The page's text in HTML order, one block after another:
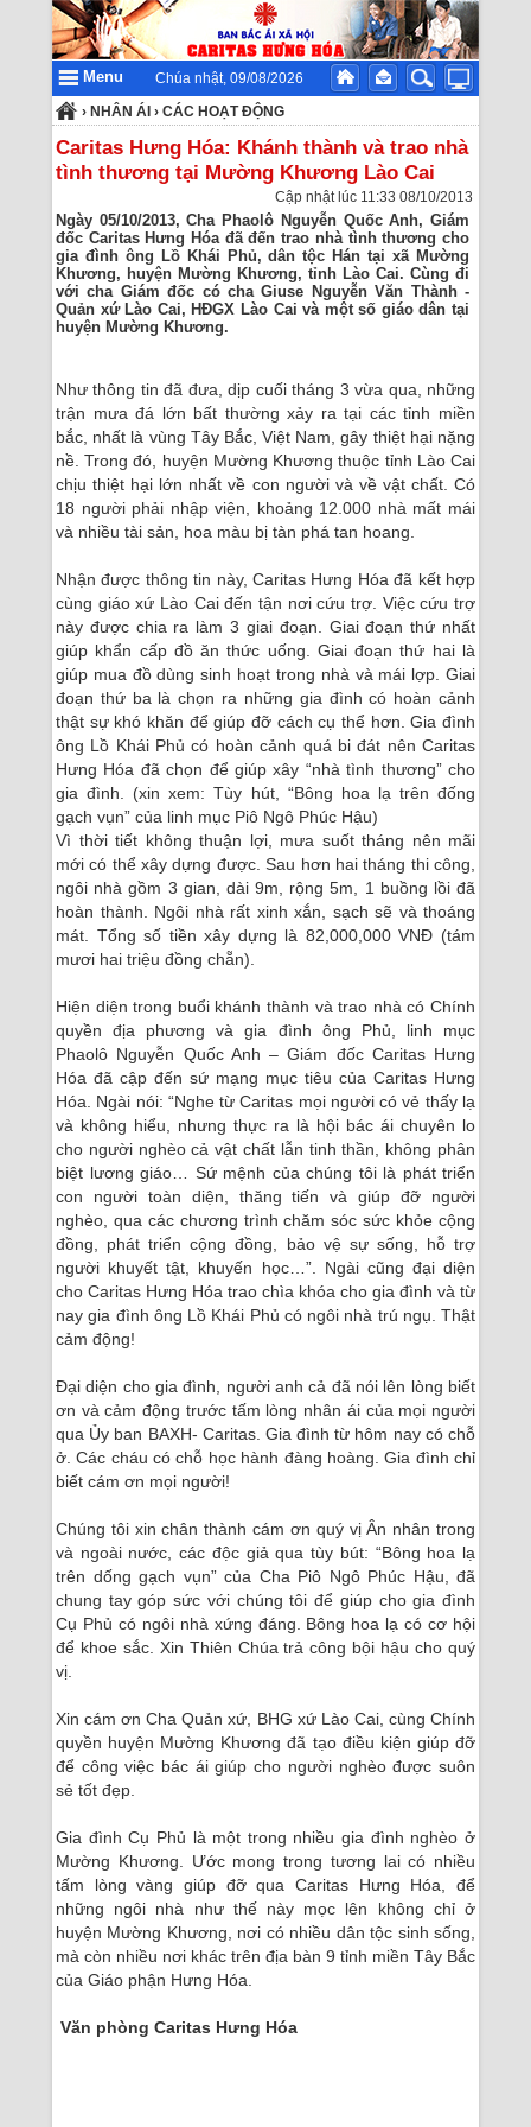
Menu
Chúa nhật, 09/08/2026
› NHÂN ÁI › CÁC HOẠT ĐỘNG
Caritas Hưng Hóa: Khánh thành và trao nhà
tình thương tại Mường Khương Lào Cai
Cập nhật lúc 11:33 08/10/2013
Ngày 05/10/2013, Cha Phaolô Nguyễn Quốc Anh, Giám
đốc Caritas Hưng Hóa đã đến trao nhà tình thương cho
gia đình ông Lồ Khái Phủ, dân tộc Hán tại xã Mường
Khương, huyện Mường Khương, tỉnh Lào Cai. Cùng đi
với cha Giám đốc có cha Giuse Nguyễn Văn Thành -
Quản xứ Lào Cai, HĐGX Lào Cai và một số giáo dân tại
huyện Mường Khương.
Như thông tin đã đưa, dịp cuối tháng 3 vừa qua, những
trận mưa đá lớn bất thường xảy ra tại các tỉnh miền
bắc, nhất là vùng Tây Bắc, Việt Nam, gây thiệt hại nặng
nề. Trong đó, huyện Mường Khương thuộc tỉnh Lào Cai
chịu thiệt hại lớn nhất về con người và về vật chất. Có
18 người phải nhập viện, khoảng 12.000 nhà mất mái
và nhiều tài sản, hoa màu bị tàn phá tan hoang.
Nhận được thông tin này, Caritas Hưng Hóa đã kết hợp
cùng giáo xứ Lào Cai đến tận nơi cứu trợ. Việc cứu trợ
này được chia ra làm 3 giai đoạn. Giai đoạn thứ nhất
giúp khẩn cấp đồ ăn thức uống. Giai đoạn thứ hai là
giúp mua đồ dùng sinh hoạt trong nhà và mái lợp. Giai
đoạn thứ ba là chọn ra những gia đình có hoàn cảnh
thật sự khó khăn để giúp đỡ cách cụ thể hơn. Gia đình
ông Lồ Khái Phủ có hoàn cảnh quá bi đát nên Caritas
Hưng Hóa đã chọn để giúp xây “nhà tình thương” cho
gia đình. (xin xem: Tùy hút, “Bông hoa lạ trên đống
gạch vụn” của linh mục Piô Ngô Phúc Hậu)
Vì thời tiết không thuận lợi, mưa suốt tháng nên mãi
mới có thể xây dựng được. Sau hơn hai tháng thi công,
ngôi nhà gồm 3 gian, dài 9m, rộng 5m, 1 buồng lồi đã
hoàn thành. Ngôi nhà rất xinh xắn, sạch sẽ và thoáng
mát. Tổng số tiền xây dựng là 82,000,000 VNĐ (tám
mươi hai triệu đồng chẵn).
Hiện diện trong buổi khánh thành và trao nhà có Chính
quyền địa phương và gia đình ông Phủ, linh mục
Phaolô Nguyễn Quốc Anh – Giám đốc Caritas Hưng
Hóa đã cập đến sứ mạng mục tiêu của Caritas Hưng
Hóa. Ngài nói: “Nghe từ Caritas mọi người có vẻ thấy lạ
và không hiểu, nhưng thực ra là hội bác ái chuyên lo
cho người nghèo cả vật chất lẫn tinh thần, không phân
biệt lương giáo… Sứ mệnh của chúng tôi là phát triển
con người toàn diện, thăng tiến và giúp đỡ người
nghèo, qua các chương trình chăm sóc sức khỏe cộng
đồng, phát triển cộng đồng, bảo vệ sự sống, hỗ trợ
người khuyết tật, khuyến học…”. Ngài cũng đại diện
cho Caritas Hưng Hóa trao chìa khóa cho gia đình và từ
nay gia đình ông Lồ Khái Phủ có ngôi nhà trú ngụ. Thật
cảm động!
Đại diện cho gia đình, người anh cả đã nói lên lòng biết
ơn và cảm động trước tấm lòng nhân ái của mọi người
qua Ủy ban BAXH- Caritas. Gia đình từ hôm nay có chỗ
ở. Các cháu có chỗ học hành đàng hoàng. Gia đình chỉ
biết cám ơn mọi người!
Chúng tôi xin chân thành cám ơn quý vị Ân nhân trong
và ngoài nước, các độc giả qua tùy bút: “Bông hoa lạ
trên dống gạch vụn” của Cha Piô Ngô Phúc Hậu, đã
chung tay góp sức với chúng tôi để giúp cho gia đình
Cụ Phủ có ngôi nhà xứng đáng. Bông hoa lạ có cơ hội
để khoe sắc. Xin Thiên Chúa trả công bội hậu cho quý
vị.
Xin cám ơn Cha Quản xứ, BHG xứ Lào Cai, cùng Chính
quyền huyện Mường Khương đã tạo điều kiện giúp đỡ
để công việc bác ái giúp cho người nghèo được suôn
sẻ tốt đẹp.
Gia đình Cụ Phủ là một trong nhiều gia đình nghèo ở
Mường Khương. Ước mong trong tương lai có nhiều
tấm lòng vàng giúp đỡ qua Caritas Hưng Hóa, để
những ngôi nhà như thế này mọc lên không chỉ ở
huyện Mường Khương, nơi có nhiều dân tộc sinh sống,
mà còn nhiều nơi khác trên địa bàn 9 tỉnh miền Tây Bắc
của Giáo phận Hưng Hóa.
Văn phòng Caritas Hưng Hóa